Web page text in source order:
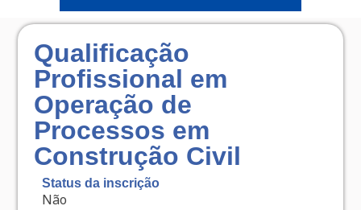
Qualificação
Profissional em
Operação de
Processos em
Construção Civil
Status da inscrição
Não